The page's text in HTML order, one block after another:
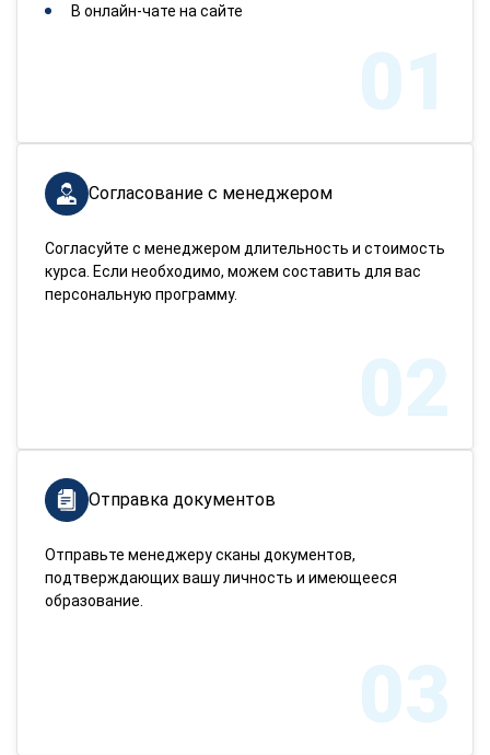
В онлайн-чате на сайте
01
Согласование с менеджером
Согласуйте с менеджером длительность и стоимость
курса. Если необходимо, можем составить для вас
персональную программу.
02
Отправка документов
Отправьте менеджеру сканы документов,
подтверждающих вашу личность и имеющееся
образование.
03